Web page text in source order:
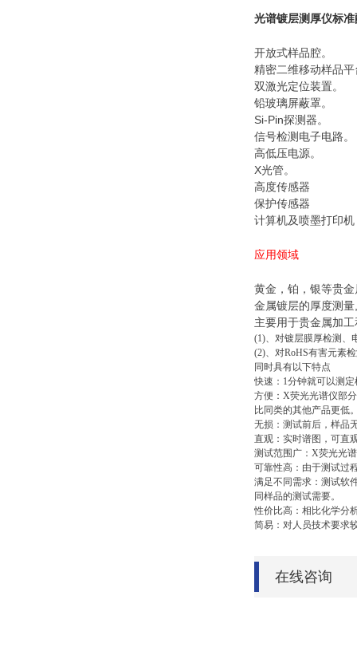
光谱镀层测厚仪标准
开放式样品腔。
精密二维移动样品
双激光定位装置。
铅玻璃屏蔽罩。
Si-Pin探测器。
信号检测电子电路。
高低压电源。
X光管。
高度传感器
保护传感器
计算机及喷墨打印机
应用领域
黄金，铂，银等贵
金属镀层的厚度测
主要用于贵金属加
(1)、对镀层膜厚检测、
(2)、对RoHS有害元素
同时具有以下特点
快速：1分钟就可以测
方便：X荧光光谱仪部
比同类的其他产品更低
无损：测试前后，样品
直观：实时谱图，可直
测试范围广：X荧光光
可靠性高：由于测试过
满足不同需求：测试软
同样品的测试需要。
性价比高：相比化学分
简易：对人员技术要求
在线咨询